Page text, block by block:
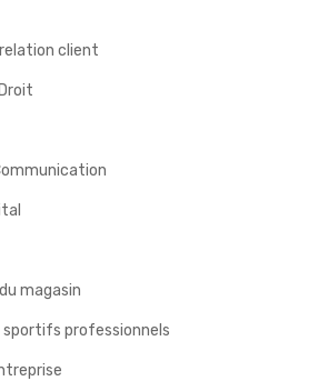
client
magasin
sportifs professionnels